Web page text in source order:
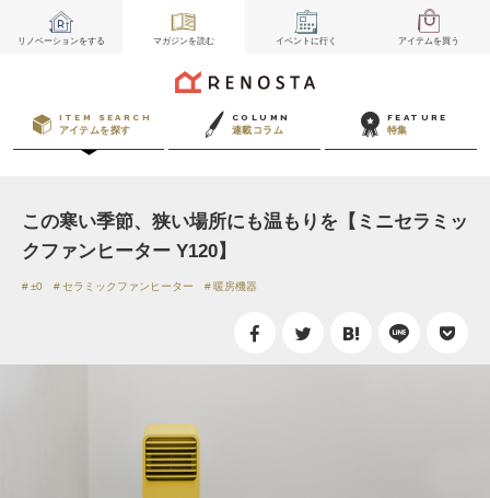
リノベーションをする マガジンを読む イベント に行く アイテムを買う
ITEM SEARCH
アイテムを探す
COLUMN
連載コラム
FEATURE
特集
この寒い季節、狭い場所にも温もりを【ミニセラミッ
クファンヒーター Y120】
±0 セラミックファンヒーター 暖房機器